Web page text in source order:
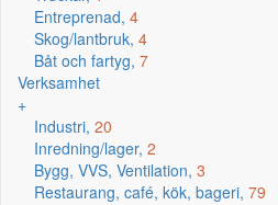
Entreprenad, 4
Skog/lantbruk, 4
Båt och fartyg, 7
Verksamhet
+
Industri, 20
Inredning/lager, 2
Bygg, VVS, Ventilation, 3
Restaurang, café, kök, bageri, 79